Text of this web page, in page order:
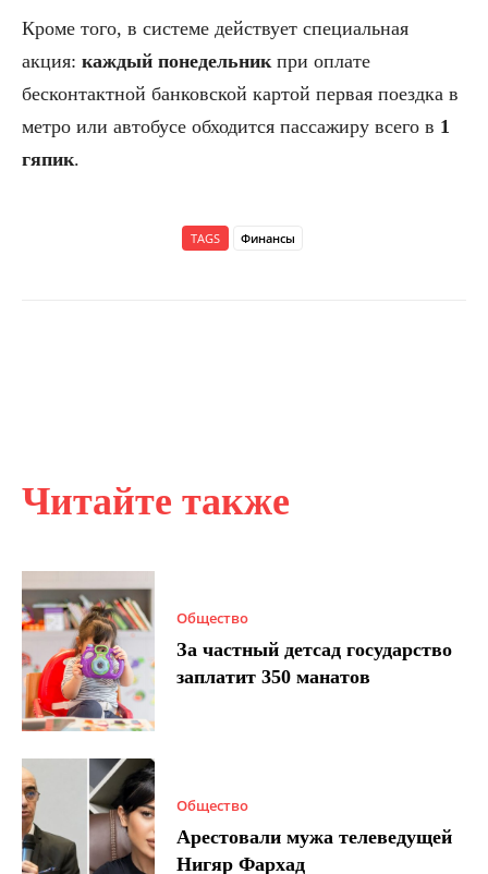
Читайте также
Общество
За частный детсад государство
заплатит 350 манатов
Общество
Арестовали мужа телеведущей
Нигяр Фархад
Кроме того, в системе действует специальная
акция: каждый понедельникпри оплате
бесконтактной банковской картой первая поездка в
метро или автобусе обходится пассажиру всего в 1
гяпик.
TAGS Финансы